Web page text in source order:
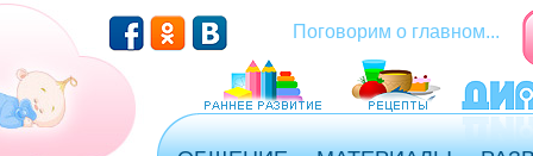
Перейти к основному содержанию
Поговорим о главном...